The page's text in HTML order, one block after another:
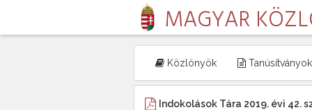
MAGYAR
Közlönyök Tanúsítványok
Indokolások Tára 2019. évi 42.